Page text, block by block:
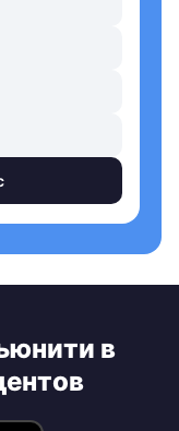
в